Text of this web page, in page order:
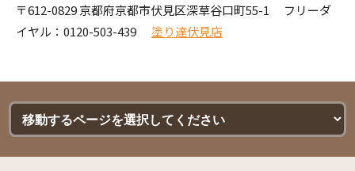
〒612-0829 京都府京都市伏見区深草谷口町55-1 フリーダ
イヤル： 0120-503-439 塗り達伏見店